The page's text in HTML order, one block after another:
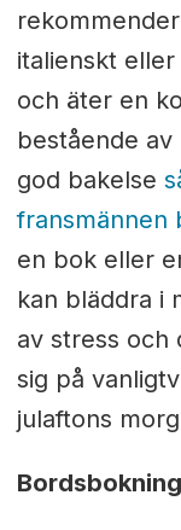
italienskt
och äter en
bestående
god bakelse
fransmännen
en bok eller
kan bläddra i
av stress och
sig på
julaftons